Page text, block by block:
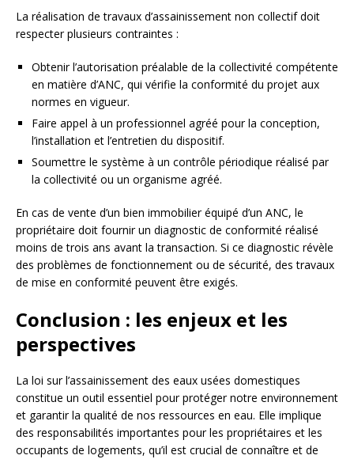
La réalisation de travaux d’assainissement non collectif doit
respecter plusieurs contraintes :
Obtenir l’autorisation préalable de la collectivité compétente
en matière d’ANC, qui vérifie la conformité du projet aux
normes en vigueur.
Faire appel à un professionnel agréé pour la conception,
l’installation et l’entretien du dispositif.
Soumettre le système à un contrôle périodique réalisé par
la collectivité ou un organisme agréé.
En cas de vente d’un bien immobilier équipé d’un ANC, le
propriétaire doit fournir un diagnostic de conformité réalisé
moins de trois ans avant la transaction. Si ce diagnostic révèle
des problèmes de fonctionnement ou de sécurité, des travaux
de mise en conformité peuvent être exigés.
Conclusion : les enjeux et les
perspectives
La loi sur l’assainissement des eaux usées domestiques
constitue un outil essentiel pour protéger notre environnement
et garantir la qualité de nos ressources en eau. Elle implique
des responsabilités importantes pour les propriétaires et les
occupants de logements, qu’il est crucial de connaître et de